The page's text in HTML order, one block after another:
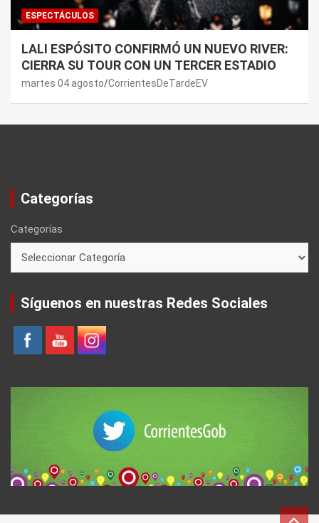
ESPECTÁCULOS
LALI ESPÓSITO CONFIRMÓ UN NUEVO RIVER:
CIERRA SU TOUR CON UN TERCER ESTADIO
martes 04 agosto CorrientesDeTardeEV
Categorías
Categorías
Síguenos en nuestras Redes Sociales